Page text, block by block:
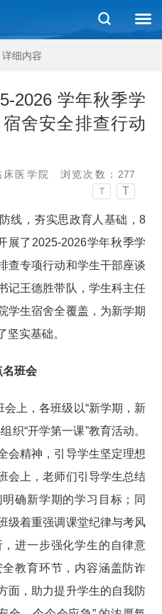
详细内容
2026 学年秋季学
舍安全排查行动
床医学院 浏览次数： 277
T T
线，夯实思政育人基础，8
展了2025-2026学年秋季学
查专项行动和学生干部座谈
记王德胜带队，学生科主任
学生宿舍全覆盖，为新学期
坚实基础。
名班会
上，各班级以“新学期，新
织“开学第一课”教育活动。
会精神，引导学生坚定理想
会上，老师们引导学生总结
确新学期的学习目标；同
级着重强调课堂纪律与考风
进一步强化学生的自律意
教育环节，内容涵盖防诈
面，助力提升学生的自我防